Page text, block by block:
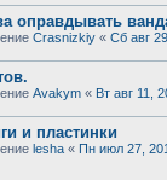
оправдывать
Crasnizkiy « Сб авг
Avakym « Вт авг 11,
и пластинки
lesha « Пн июл 27,